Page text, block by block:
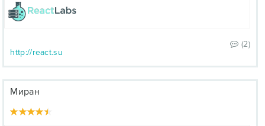
(2)
http://react.su
Миран